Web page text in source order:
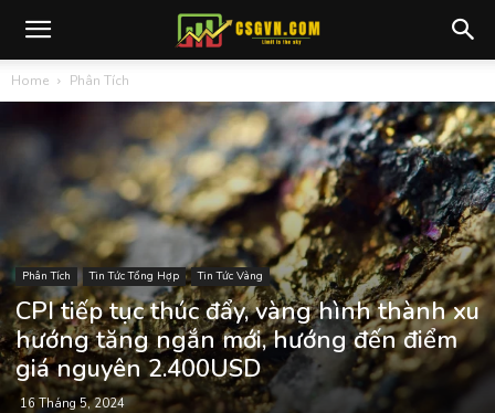
Home Phân Tích
Phân Tích Tin Tức Tổng Hợp Tin Tức Vàng
CPI tiếp tục thúc đẩy, vàng hình thành xu
hướng tăng ngắn mới, hướng đến điểm
giá nguyên 2.400USD
16 Tháng 5, 2024